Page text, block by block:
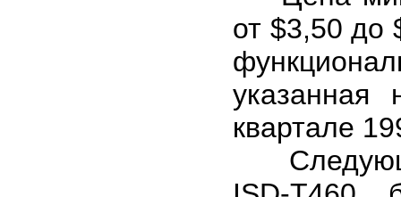
от $3,50 до
указанная
квартале